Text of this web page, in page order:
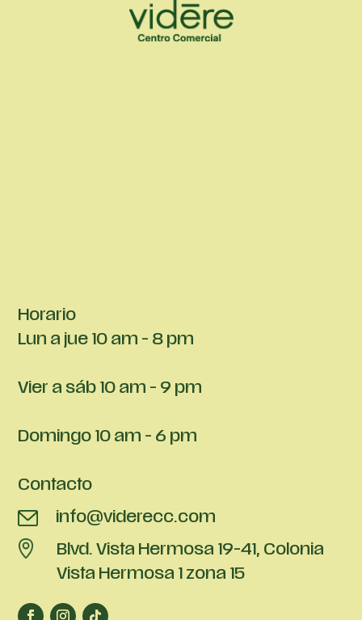
Horario
Lun a jue 10 am - 8 pm
Vier a sáb 10 am - 9 pm
Domingo 10 am - 6 pm
Contacto
info@viderecc.com
Blvd. Vista Hermosa 19-41, Colonia
Vista Hermosa 1 zona 15